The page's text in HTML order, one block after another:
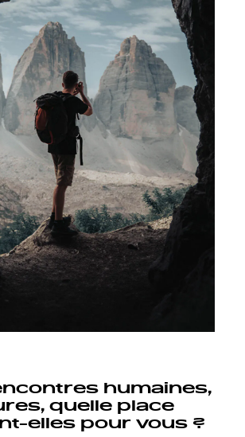
humaines,
quelle place
elles pour vous ?